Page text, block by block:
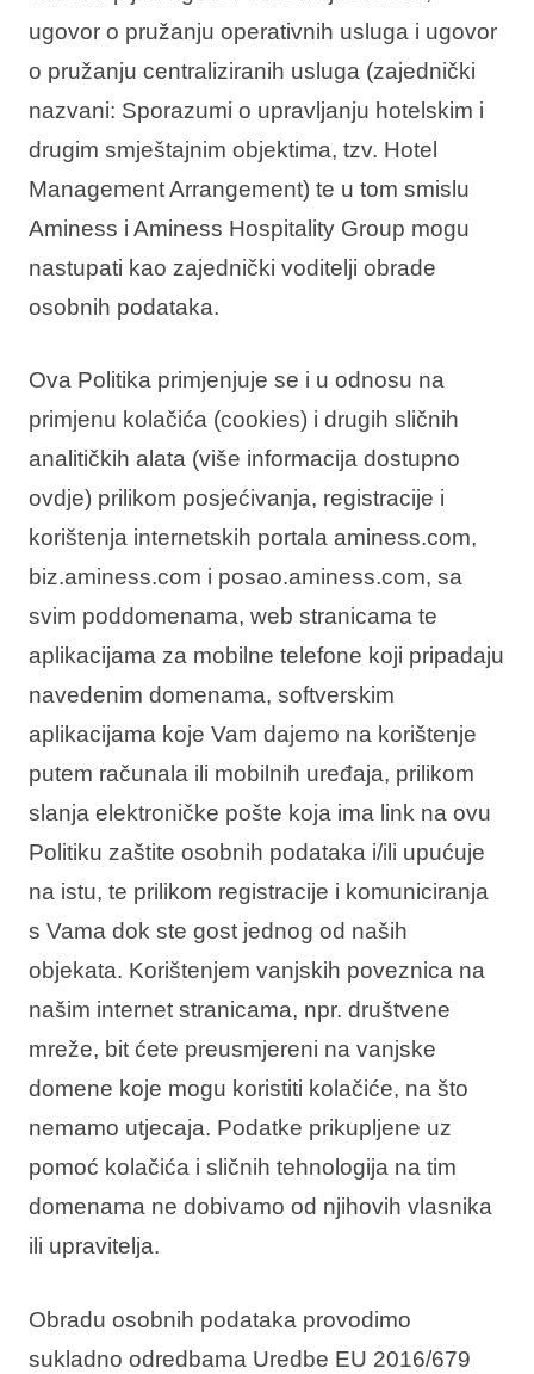
ugovor o pružanju operativnih usluga i ugovor
o pružanju centraliziranih usluga (zajednički
nazvani: Sporazumi o upravljanju hotelskim i
drugim smještajnim objektima, tzv. Hotel
Management Arrangement) te u tom smislu
Aminess i Aminess Hospitality Group mogu
nastupati kao zajednički voditelji obrade
osobnih podataka.
Ova Politika primjenjuje se i u odnosu na
primjenu kolačića (cookies) i drugih sličnih
analitičkih alata (više informacija dostupno
ovdje) prilikom posjećivanja, registracije i
korištenja internetskih portala aminess.com,
biz.aminess.com i posao.aminess.com, sa
svim poddomenama, web stranicama te
aplikacijama za mobilne telefone koji pripadaju
navedenim domenama, softverskim
aplikacijama koje Vam dajemo na korištenje
putem računala ili mobilnih uređaja, prilikom
slanja elektroničke pošte koja ima link na ovu
Politiku zaštite osobnih podataka i/ili upućuje
na istu, te prilikom registracije i komuniciranja
s Vama dok ste gost jednog od naših
objekata. Korištenjem vanjskih poveznica na
našim internet stranicama, npr. društvene
mreže, bit ćete preusmjereni na vanjske
domene koje mogu koristiti kolačiće, na što
nemamo utjecaja. Podatke prikupljene uz
pomoć kolačića i sličnih tehnologija na tim
domenama ne dobivamo od njihovih vlasnika
ili upravitelja.
Obradu osobnih podataka provodimo
sukladno odredbama Uredbe EU 2016/679